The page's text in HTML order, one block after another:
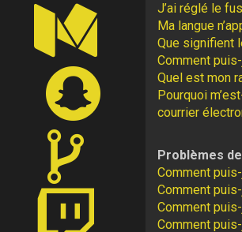
J’ai réglé le
Ma langue
Que signifient
Comment
Quel est mon
Pourquoi
courrier
Problèmes
Comment
Comment
Comment
Comment